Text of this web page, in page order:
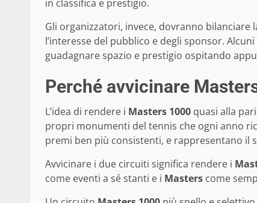
in classifica e prestigio.
Gli organizzatori, invece, dovranno bilanciare
l’interesse del pubblico e degli sponsor.
guadagnare spazio e prestigio ospitando
Perché avvicinare
L’idea di rendere i Masters 1000 quasi alla
propri monumenti del tennis che ogni anno
premi ben più consistenti, e rappresentano il
Avvicinare i due circuiti significa rendere i
come eventi a sé stanti e i Masters come